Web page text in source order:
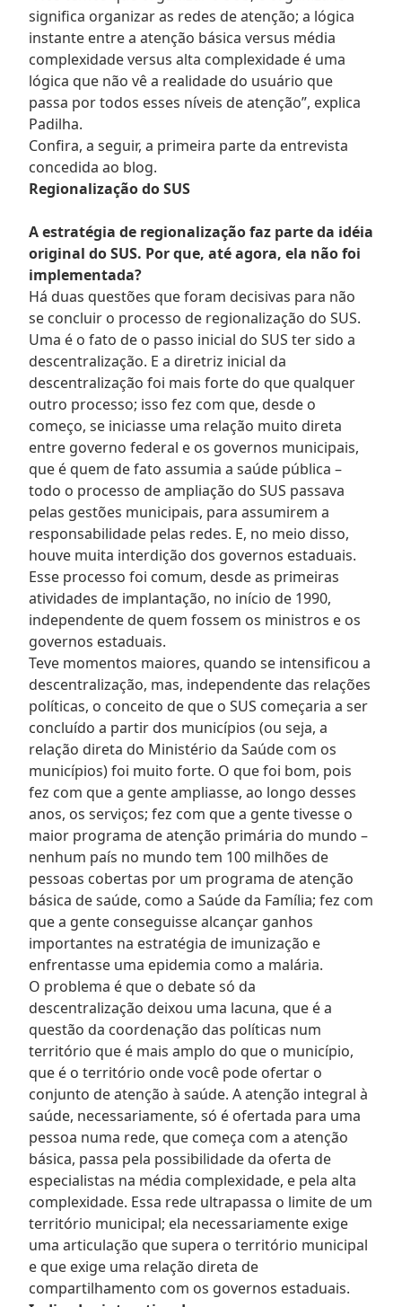
significa organizar as redes de atenção; a lógica
instante entre a atenção básica versus média
complexidade versus alta complexidade é uma
lógica que não vê a realidade do usuário que
passa por todos esses níveis de atenção”, explica
Padilha.
Confira, a seguir, a primeira parte da entrevista
concedida ao blog.
Regionalização do SUS
A estratégia de regionalização faz parte da idéia
original do SUS. Por que, até agora, ela não foi
implementada?
Há duas questões que foram decisivas para não
se concluir o processo de regionalização do SUS.
Uma é o fato de o passo inicial do SUS ter sido a
descentralização. E a diretriz inicial da
descentralização foi mais forte do que qualquer
outro processo; isso fez com que, desde o
começo, se iniciasse uma relação muito direta
entre governo federal e os governos municipais,
que é quem de fato assumia a saúde pública –
todo o processo de ampliação do SUS passava
pelas gestões municipais, para assumirem a
responsabilidade pelas redes. E, no meio disso,
houve muita interdição dos governos estaduais.
Esse processo foi comum, desde as primeiras
atividades de implantação, no início de 1990,
independente de quem fossem os ministros e os
governos estaduais.
Teve momentos maiores, quando se intensificou a
descentralização, mas, independente das relações
políticas, o conceito de que o SUS começaria a ser
concluído a partir dos municípios (ou seja, a
relação direta do Ministério da Saúde com os
municípios) foi muito forte. O que foi bom, pois
fez com que a gente ampliasse, ao longo desses
anos, os serviços; fez com que a gente tivesse o
maior programa de atenção primária do mundo –
nenhum país no mundo tem 100 milhões de
pessoas cobertas por um programa de atenção
básica de saúde, como a Saúde da Família; fez com
que a gente conseguisse alcançar ganhos
importantes na estratégia de imunização e
enfrentasse uma epidemia como a malária.
O problema é que o debate só da
descentralização deixou uma lacuna, que é a
questão da coordenação das políticas num
território que é mais amplo do que o município,
que é o território onde você pode ofertar o
conjunto de atenção à saúde. A atenção integral à
saúde, necessariamente, só é ofertada para uma
pessoa numa rede, que começa com a atenção
básica, passa pela possibilidade da oferta de
especialistas na média complexidade, e pela alta
complexidade. Essa rede ultrapassa o limite de um
território municipal; ela necessariamente exige
uma articulação que supera o território municipal
e que exige uma relação direta de
compartilhamento com os governos estaduais.